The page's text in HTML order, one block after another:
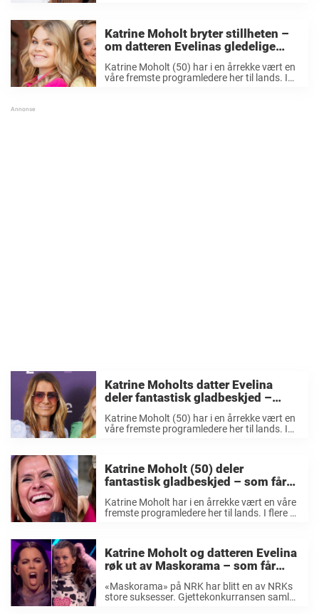
Katrine Moholt bryter stillheten –
om datteren Evelinas gledelige
familiebeskjed: «Hele familien…»
Katrine Moholt (50) har i en årrekke vært en
våre fremste programledere her til lands. I
Katrine Moholts datter Evelina
deler fantastisk gladbeskjed –
venter sitt første barn
Katrine Moholt (50) har i en årrekke vært en
våre fremste programledere her til lands. I
Katrine Moholt (50) deler
fantastisk gladbeskjed – som får
alle til å trekke på smilebåndet
Katrine Moholt har i en årrekke vært en våre
fremste programledere her til lands. I flere år
Katrine Moholt og datteren Evelina
røk ut av Maskorama – som får
seerne til å reagere sterkt:
«Klovneprogram»
«Maskorama» på NRK har blitt en av NRKs
store suksesser. Gjettekonkurransen samler